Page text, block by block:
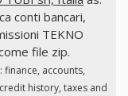
conti bancari,
TEKNO
file zip.
finance, accounts,
history, taxes and